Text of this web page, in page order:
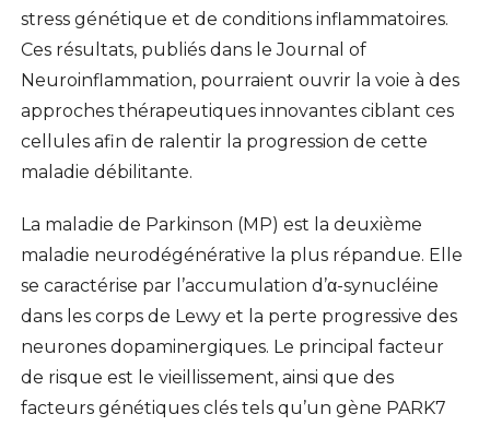
stress génétique et de conditions inflammatoires.
Ces résultats, publiés dans le Journal of
Neuroinflammation, pourraient ouvrir la voie à des
approches thérapeutiques innovantes ciblant ces
cellules afin de ralentir la progression de cette
maladie débilitante.
La maladie de Parkinson (MP) est la deuxième
maladie neurodégénérative la plus répandue. Elle
se caractérise par l’accumulation d’α-synucléine
dans les corps de Lewy et la perte progressive des
neurones dopaminergiques. Le principal facteur
de risque est le vieillissement, ainsi que des
facteurs génétiques clés tels qu’un gène PARK7